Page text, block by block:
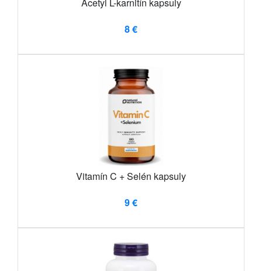
Acetyl L-karnitín kapsuly
8 €
Vitamín C + Selén kapsuly
9 €